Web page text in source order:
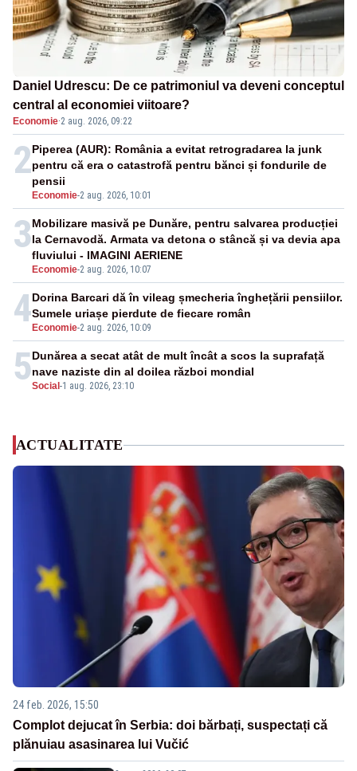
Daniel Udrescu: De ce patrimoniul va deveni conceptul
central al economiei viitoare?
Economie·2 aug. 2026, 09:22
2
Economie-2 aug. 2026, 10:01
Piperea (AUR): România a evitat retrogradarea la junk
pentru că era o catastrofă pentru bănci și fondurile de
pensii
3
Economie-2 aug. 2026, 10:07
Mobilizare masivă pe Dunăre, pentru salvarea producției
la Cernavodă. Armata va detona o stâncă și va devia apa
fluviului - IMAGINI AERIENE
4 Economie-2 aug. 2026, 10:09
Dorina Barcari dă în vileag șmecheria înghețării pensiilor.
Sumele uriașe pierdute de fiecare român
5Social -1 aug. 2026, 23:10
Dunărea a secat atât de mult încât a scos la suprafață
nave naziste din al doilea război mondial
ACTUALITATE
24 feb. 2026, 15:50
Complot dejucat în Serbia: doi bărbați, suspectați că
plănuiau asasinarea lui Vučić